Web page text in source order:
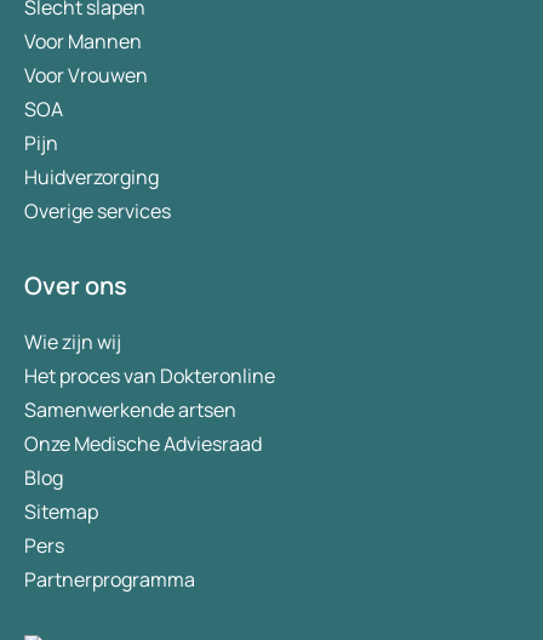
Slecht slapen
Voor Mannen
Voor Vrouwen
SOA
Pijn
Huidverzorging
Overige services
Over ons
Wie zijn wij
Het proces van Dokteronline
Samenwerkende artsen
Onze Medische Adviesraad
Blog
Sitemap
Pers
Partnerprogramma